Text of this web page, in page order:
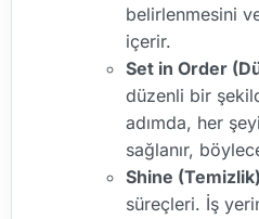
belirlenmesini
içerir.
Set in Order
düzenli bir
adımda, her
sağlanır,
Shine
süreçleri. İş